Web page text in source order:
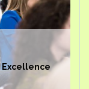
Excellence